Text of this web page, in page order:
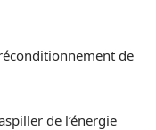
de
de l’énergie